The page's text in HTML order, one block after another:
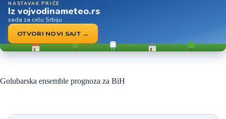
NASTAVAK PRIČE
Iz vojvodinameteo.rs
sada za celu Srbiju
OTVORI NOVI SAJT →
Golubarska ensemble prognoza za BiH